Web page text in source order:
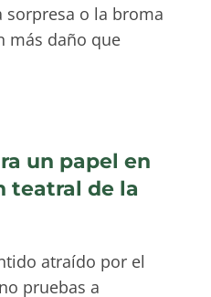
sorpresa o la broma
más daño que
un papel en
teatral de la
atraído por el
pruebas a